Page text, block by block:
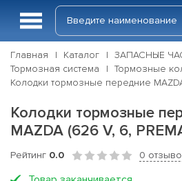
Главная Каталог
ЗАПАСНЫЕ
Тормозная система
Тормозные
Колодки тормозные передние
Колодки тормозные
MAZDA (626 V, 6,
Рейтинг 0.0 0